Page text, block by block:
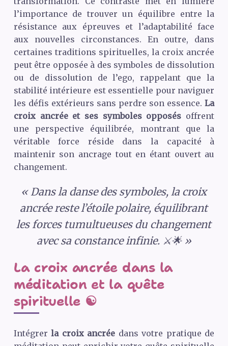
l’importance de trouver un équilibre entre la
résistance aux épreuves et l’adaptabilité face
aux nouvelles circonstances. En outre, dans
certaines traditions spirituelles, la croix ancrée
peut être opposée à des symboles de dissolution
ou de dissolution de l’ego, rappelant que la
stabilité intérieure est essentielle pour naviguer
les défis extérieurs sans perdre son essence.La
croix ancrée et ses symboles opposés offrent
une perspective équilibrée, montrant que la
véritable force réside dans la capacité à
maintenir son ancrage tout en étant ouvert au
changement.
« Dans la danse des symboles, la croix
ancrée reste l’étoile polaire, équilibrant
les forces tumultueuses du changement
avec sa constance infinie. ⚔️🌟 »
La croix ancrée dans la
méditation et la quête
spirituelle ☯️
Intégrerla croix ancrée dans votre pratique de